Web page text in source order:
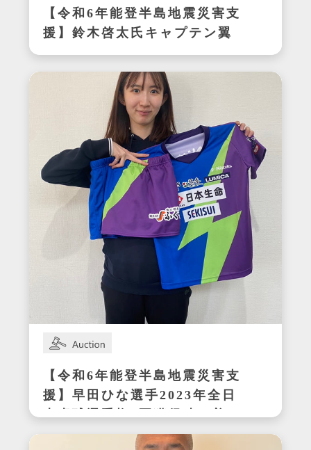
【令和6年能登半島地震災害支
援】鈴木啓太氏キャプテン翼
CUP かつしか2024エキシビ
ジョンマッチ着用サイン入り
明和ユニフォーム
【令和6年能登半島地震災害支
援】早田ひな選手2023年全日
本卓球選手権3冠獲得時の着用
サイン入りセットアップ